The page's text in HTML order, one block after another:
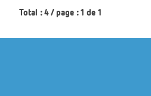
Total : 4 / page : 1 de 1